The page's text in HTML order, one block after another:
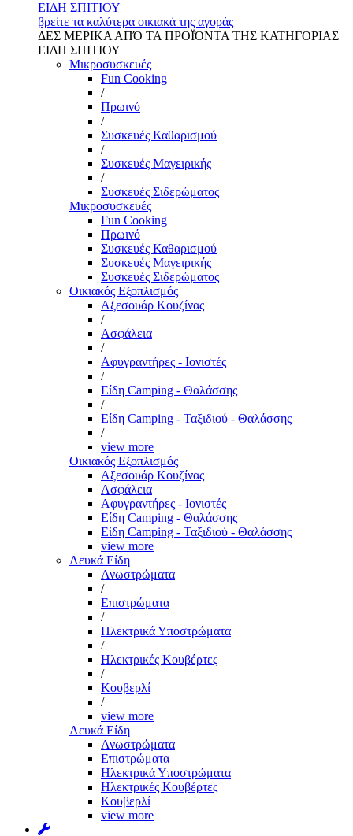
ΕΙΔΗ ΣΠΙΤΙΟΥ
βρείτε τα καλύτερα οικιακά της αγοράς
ΔΕΣ ΜΕΡΙΚΑ ΑΠΌ ΤΑ ΠΡΟΪΌΝΤΑ ΤΗΣ ΚΑΤΗΓΟΡΙΑΣ
ΕΙΔΗ ΣΠΙΤΙΟΥ
Μικροσυσκευές
Fun Cooking
/
Πρωινό
/
Συσκευές Καθαρισμού
/
Συσκευές Μαγειρικής
/
Συσκευές Σιδερώματος
Μικροσυσκευές
Fun Cooking
Πρωινό
Συσκευές Καθαρισμού
Συσκευές Μαγειρικής
Συσκευές Σιδερώματος
Οικιακός Εξοπλισμός
Αξεσουάρ Κουζίνας
/
Ασφάλεια
/
Αφυγραντήρες - Ιονιστές
/
Είδη Camping - Θαλάσσης
/
Είδη Camping - Ταξιδιού - Θαλάσσης
/
view more
Οικιακός Εξοπλισμός
Αξεσουάρ Κουζίνας
Ασφάλεια
Αφυγραντήρες - Ιονιστές
Είδη Camping - Θαλάσσης
Είδη Camping - Ταξιδιού - Θαλάσσης
view more
Λευκά Είδη
Ανωστρώματα
/
Επιστρώματα
/
Ηλεκτρικά Υποστρώματα
/
Ηλεκτρικές Κουβέρτες
/
Κουβερλί
/
view more
Λευκά Είδη
Ανωστρώματα
Επιστρώματα
Ηλεκτρικά Υποστρώματα
Ηλεκτρικές Κουβέρτες
Κουβερλί
view more